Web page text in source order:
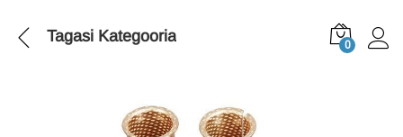
Tagasi Kategooria 0